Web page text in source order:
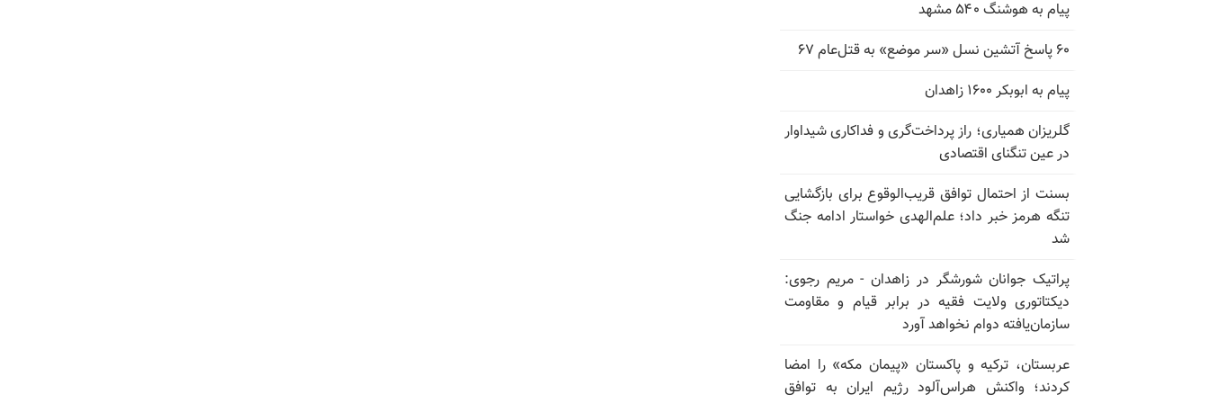
پیام به هوشنگ ۵۴۰ مشهد
۶۰ پاسخ آتشین نسل «سر موضع» به قتل‌عام ۶۷
پیام به ابوبکر ۱۶۰۰ زاهدان
گلریزان همیاری؛ راز پرداخت‌گری و فداکاری شیداوار
در عین تنگنای اقتصادی
بسنت از احتمال توافق قریب‌الوقوع برای بازگشایی
تنگه هرمز خبر داد؛ علم‌الهدی خواستار ادامه جنگ
شد
پراتیک جوانان شورشگر در زاهدان - مریم رجوی:
دیکتاتوری ولایت فقیه در برابر قیام و مقاومت
سازمان‌یافته دوام نخواهد آورد
عربستان، ترکیه و پاکستان «پیمان مکه» را امضا
کردند؛ واکنش هراس‌آلود رژیم ایران به توافق